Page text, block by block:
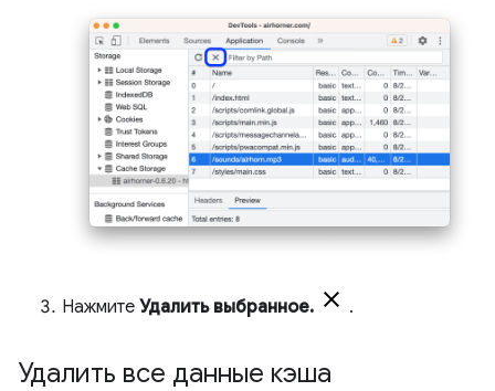
Нажмите Удалить выбранное. .
Удалить все данные кэша